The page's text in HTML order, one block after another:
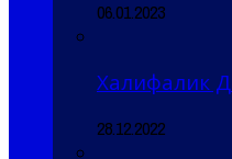
06.01.2023
Халифалик
28.12.2022